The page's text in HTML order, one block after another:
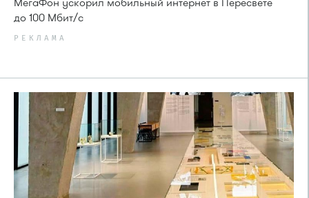
до 100 Мбит/с
РЕКЛАМА